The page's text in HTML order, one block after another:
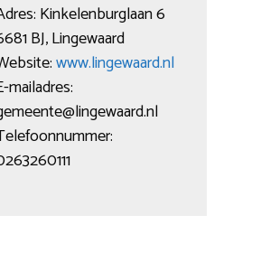
Kinkelenburglaan 6
BJ, Lingewaard
www.lingewaard.nl
mailadres: